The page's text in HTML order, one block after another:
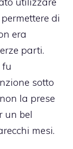
di
era
parti.
fu
sotto
la prese
un bel
mesi.